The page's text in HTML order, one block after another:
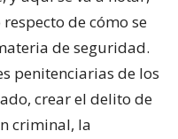
de cómo se
de seguridad.
penitenciarias de los
crear el delito de
criminal, la